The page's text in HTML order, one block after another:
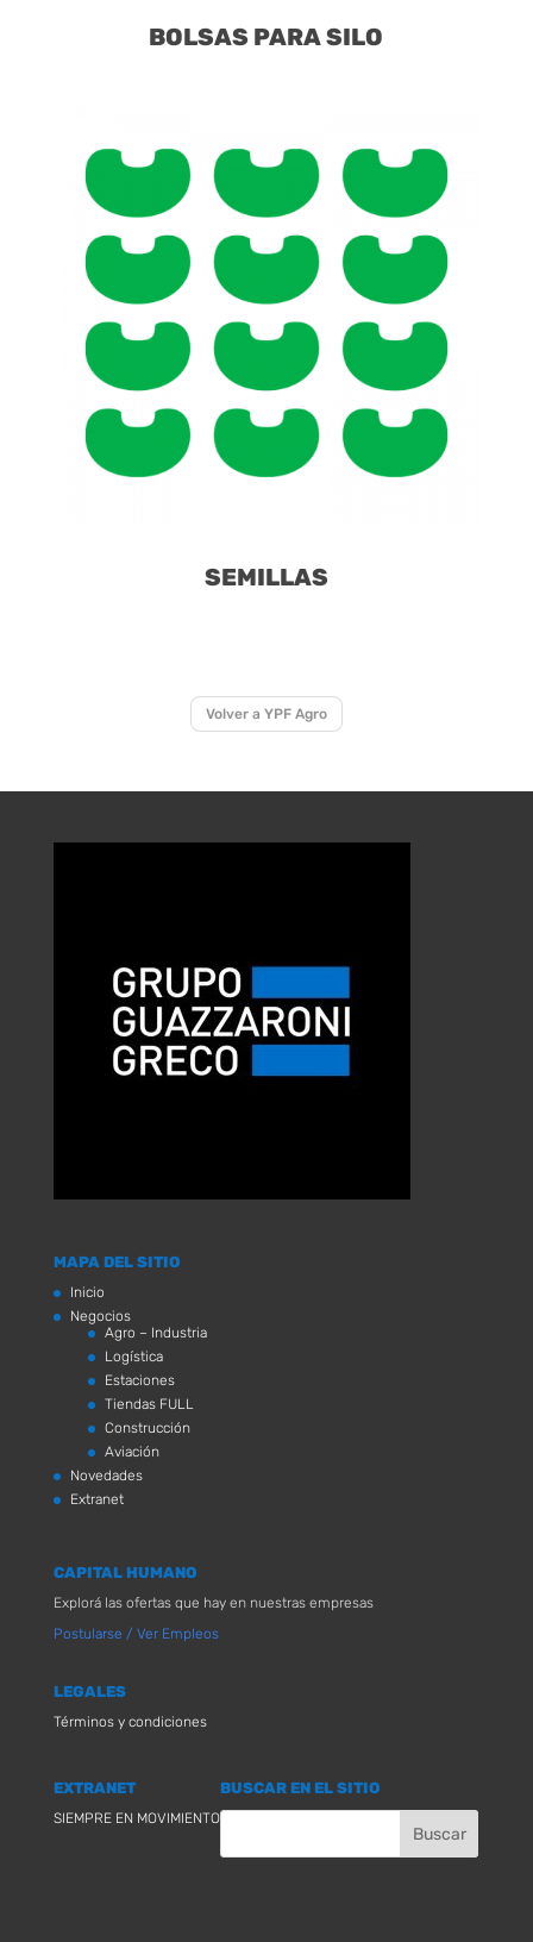
BOLSAS PARA SILO
SEMILLAS
Volver a YPF Agro
MAPA DEL SITIO
Inicio
Negocios
Agro – Industria
Logística
Estaciones
Tiendas FULL
Construcción
Aviación
Novedades
Extranet
CAPITAL HUMANO
Explorá las ofertas que hay en nuestras empresas
Postularse / Ver Empleos
LEGALES
Términos y condiciones
EXTRANET
SIEMPRE EN MOVIMIENTO
BUSCAR EN EL SITIO